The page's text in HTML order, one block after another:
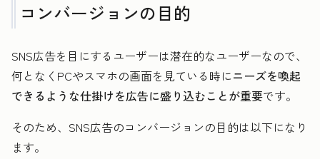
コンバージョンの目的
SNS広告を目にするユーザーは潜在的なユーザーなので、
何となくPCやスマホの画面を見ている時にニーズを喚起
できるような仕掛けを広告に盛り込むことが重要です。
そのため、SNS広告のコンバージョンの目的は以下になり
ます。